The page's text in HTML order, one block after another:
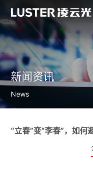
新闻资讯
News
“立春”变“李春”，如何